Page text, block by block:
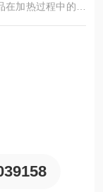
加热过程中的微
高温热台作为
室温至1500℃变化